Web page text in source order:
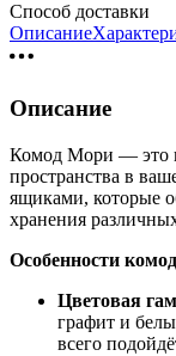
Способ доставки
Описание
Описание
Комод Мори — это
пространства в
ящиками, которые
хранения
Особенности
Цветовая
графит и
всего